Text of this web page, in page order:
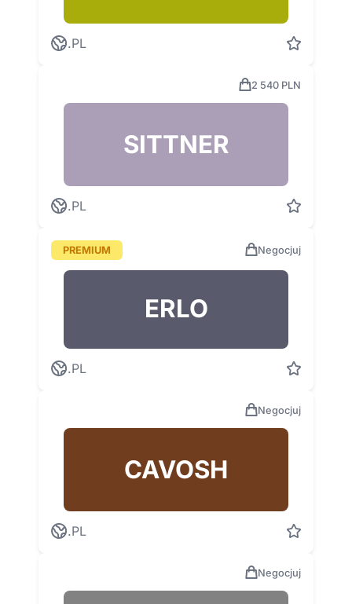
.PL
2 540 PLN
SITTNER
.PL
PREMIUM Negocjuj
ERLO
.PL
Negocjuj
CAVOSH
.PL
Negocjuj